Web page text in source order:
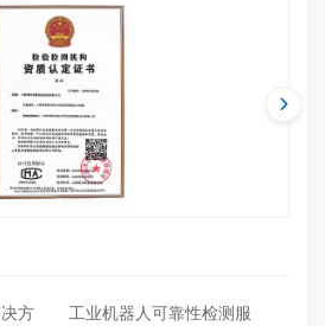
方
工业机器人可靠性检测服